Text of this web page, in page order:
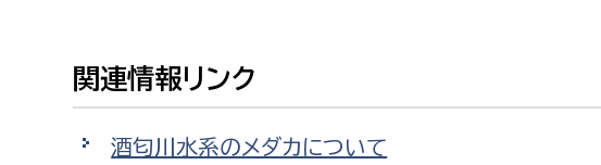
関連情報リンク
酒匂川水系のメダカについて